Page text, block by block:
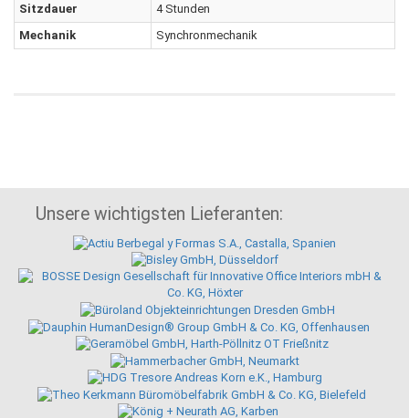
Sitzdauer
4 Stunden
Mechanik
Synchronmechanik
Unsere wichtigsten Lieferanten: